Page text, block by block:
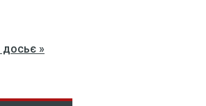
досьє »